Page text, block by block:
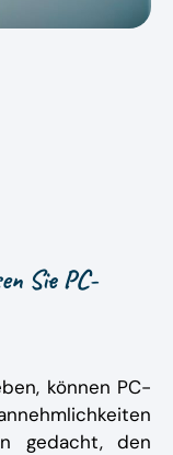
Sie PC-
können PC-
gedacht, den